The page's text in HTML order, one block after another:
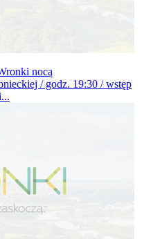
nocą
/ godz. 19:30 / wstęp